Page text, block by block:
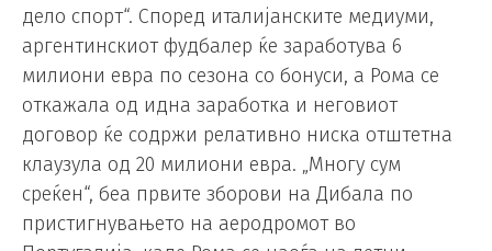
дело спорт“. Според италијанските медиуми,
аргентинскиот фудбалер ќе заработува 6
милиони евра по сезона со бонуси, а Рома се
откажала од идна заработка и неговиот
договор ќе содржи релативно ниска отштетна
клаузула од 20 милиони евра. „Многу сум
среќен“, беа првите зборови на Дибала по
пристигнувањето на аеродромот во